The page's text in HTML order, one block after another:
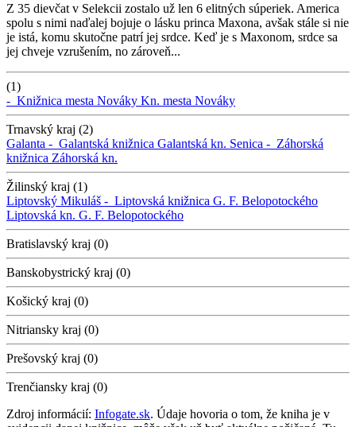
Z 35 dievčat v Selekcii zostalo už len 6 elitných súperiek. America
spolu s nimi naďalej bojuje o lásku princa Maxona, avšak stále si nie
je istá, komu skutočne patrí jej srdce. Keď je s Maxonom, srdce sa
jej chveje vzrušením, no zároveň...
(1)
- Knižnica mesta Nováky Kn. mesta Nováky
Trnavský kraj (2)
Galanta - Galantská knižnica Galantská kn. Senica - Záhorská
knižnica Záhorská kn.
Žilinský kraj (1)
Liptovský Mikuláš - Liptovská knižnica G. F. Belopotockého
Liptovská kn. G. F. Belopotockého
Bratislavský kraj (0)
Banskobystrický kraj (0)
Košický kraj (0)
Nitriansky kraj (0)
Prešovský kraj (0)
Trenčiansky kraj (0)
Zdroj informácií: Infogate.sk. Údaje hovoria o tom, že kniha je v